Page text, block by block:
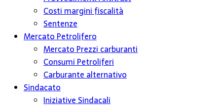
Costi margini fiscalità
Sentenze
Mercato Petrolifero
Mercato Prezzi carburanti
Consumi Petroliferi
Carburante alternativo
Sindacato
Iniziative Sindacali